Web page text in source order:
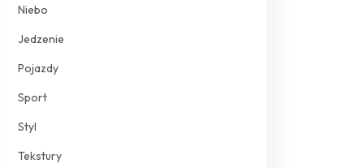
Niebo
Jedzenie
Pojazdy
Sport
Styl
Tekstury